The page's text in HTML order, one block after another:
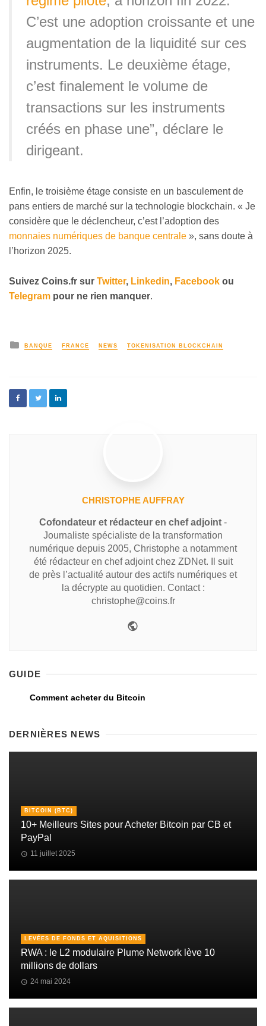
C’est une adoption croissante et une
augmentation de la liquidité sur ces
instruments. Le deuxième étage,
c’est finalement le volume de
transactions sur les instruments
créés en phase une”, déclare le
dirigeant.
Enfin, le troisième étage consiste en un basculement de
pans entiers de marché sur la technologie blockchain. « Je
considère que le déclencheur, c’est l’adoption des
monnaies numériques de banque centrale », sans doute à
l’horizon 2025.
Suivez Coins.fr sur Twitter, Linkedin, Facebook ou
Telegram pour ne rien manquer.
BANQUE FRANCE NEWS TOKENISATION BLOCKCHAIN
CHRISTOPHE AUFFRAY
Cofondateur et rédacteur en chef adjoint -
Journaliste spécialiste de la transformation
numérique depuis 2005, Christophe a notamment
été rédacteur en chef adjoint chez ZDNet. Il suit
de près l’actualité autour des actifs numériques et
la décrypte au quotidien. Contact :
christophe@coins.fr
GUIDE
Comment acheter du Bitcoin
DERNIÈRES NEWS
BITCOIN (BTC)
10+ Meilleurs Sites pour Acheter Bitcoin par CB et
PayPal
11 juillet 2025
LEVÉES DE FONDS ET AQUISITIONS
RWA : le L2 modulaire Plume Network lève 10
millions de dollars
24 mai 2024